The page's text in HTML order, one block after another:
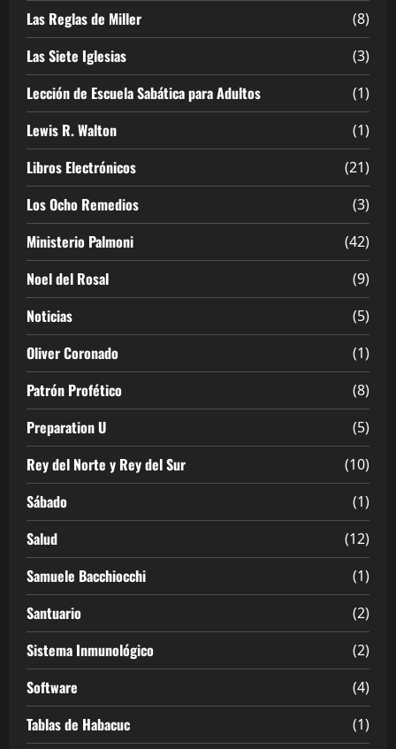
Las Reglas de Miller (8)
Las Siete Iglesias (3)
Lección de Escuela Sabática para Adultos (1)
Lewis R. Walton (1)
Libros Electrónicos (21)
Los Ocho Remedios (3)
Ministerio Palmoni (42)
Noel del Rosal (9)
Noticias (5)
Oliver Coronado (1)
Patrón Profético (8)
Preparation U (5)
Rey del Norte y Rey del Sur (10)
Sábado (1)
Salud (12)
Samuele Bacchiocchi (1)
Santuario (2)
Sistema Inmunológico (2)
Software (4)
Tablas de Habacuc (1)